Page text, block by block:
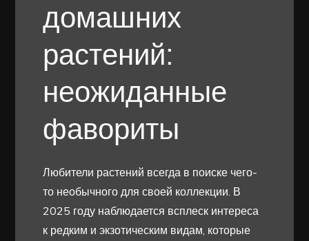
домашних
растений:
неожиданные
фавориты
Любители растений всегда в поиске чего-
то необычного для своей коллекции. В
2025 году наблюдается всплеск интереса
к редким и экзотическим видам, которые